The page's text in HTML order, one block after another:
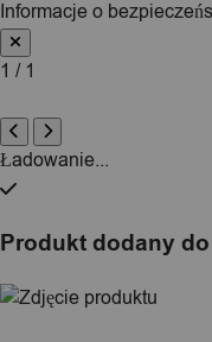
Informacje o
1 / 1
Ładowanie...
Produkt dodany